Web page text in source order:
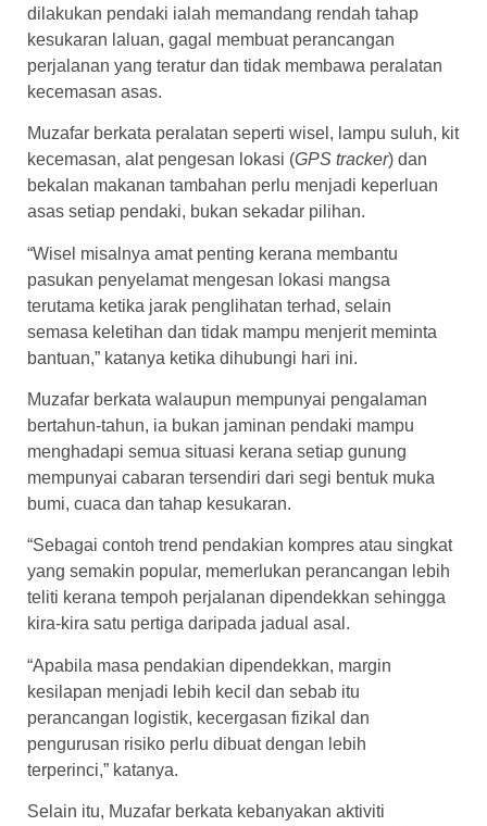
dilakukan pendaki ialah memandang rendah tahap
kesukaran laluan, gagal membuat perancangan
perjalanan yang teratur dan tidak membawa peralatan
kecemasan asas.
Muzafar berkata peralatan seperti wisel, lampu suluh, kit
kecemasan, alat pengesan lokasi (GPS tracker) dan
bekalan makanan tambahan perlu menjadi keperluan
asas setiap pendaki, bukan sekadar pilihan.
“Wisel misalnya amat penting kerana membantu
pasukan penyelamat mengesan lokasi mangsa
terutama ketika jarak penglihatan terhad, selain
semasa keletihan dan tidak mampu menjerit meminta
bantuan,” katanya ketika dihubungi hari ini.
Muzafar berkata walaupun mempunyai pengalaman
bertahun-tahun, ia bukan jaminan pendaki mampu
menghadapi semua situasi kerana setiap gunung
mempunyai cabaran tersendiri dari segi bentuk muka
bumi, cuaca dan tahap kesukaran.
“Sebagai contoh trend pendakian kompres atau singkat
yang semakin popular, memerlukan perancangan lebih
teliti kerana tempoh perjalanan dipendekkan sehingga
kira-kira satu pertiga daripada jadual asal.
“Apabila masa pendakian dipendekkan, margin
kesilapan menjadi lebih kecil dan sebab itu
perancangan logistik, kecergasan fizikal dan
pengurusan risiko perlu dibuat dengan lebih
terperinci,” katanya.
Selain itu, Muzafar berkata kebanyakan aktiviti